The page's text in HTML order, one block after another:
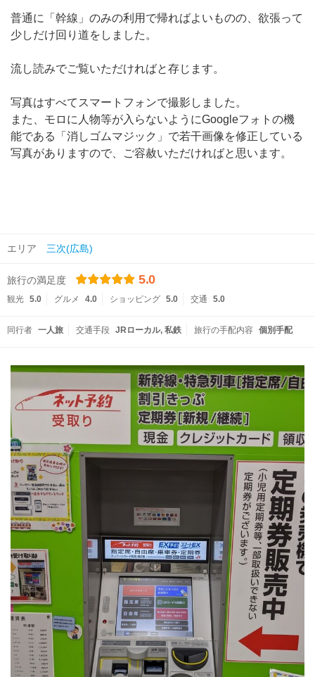
普通に「幹線」のみの利用で帰ればよいものの、欲張って
少しだけ回り道をしました。
流し読みでご覧いただければと存じます。
写真はすべてスマートフォンで撮影しました。
また、モロに人物等が入らないようにGoogleフォトの機
能である「消しゴムマジック」で若干画像を修正している
写真がありますので、ご容赦いただければと思います。
エリア 三次(広島)
旅行の満足度 5.0
観光 5.0 グルメ 4.0 ショッピング 5.0 交通 5.0
同行者 一人旅 交通手段 JRローカル 私鉄 旅行の手配内容 個別手配